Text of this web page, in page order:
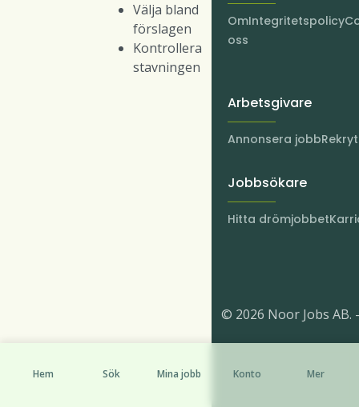
Välja bland
förslagen
Kontrollera
stavningen
Om
oss
Integritetspolicy
Arbetsgivare
Annonsera jobb
Jobbsökare
Hitta drömjobbet
© 2026 Noor Jobs AB.
Hem Sök Mina jobb Konto Mer